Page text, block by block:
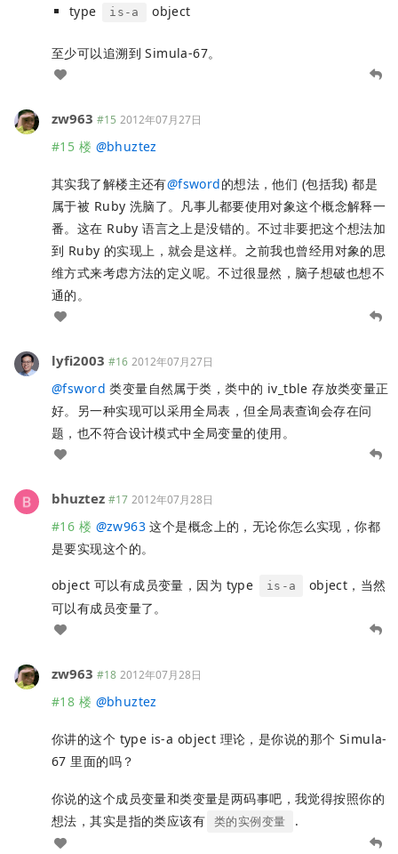
type
is-a object
至少可以追溯到 Simula-67。
zw963 #15 2012年07月27日
#15 楼 @bhuztez
其实我了解楼主还有@fsword的想法，他们 (包括我) 都是
属于被 Ruby 洗脑了。凡事儿都要使用对象这个概念解释一
番。这在 Ruby 语言之上是没错的。不过非要把这个想法加
到 Ruby 的实现上，就会是这样。之前我也曾经用对象的思
维方式来考虑方法的定义呢。不过很显然，脑子想破也想不
通的。
lyfi2003 #16 2012年07月27日
@fsword 类变量自然属于类，类中的 iv_tble 存放类变量正
好。另一种实现可以采用全局表，但全局表查询会存在问
题，也不符合设计模式中全局变量的使用。
bhuztez #17 2012年07月28日
#16 楼 @zw963 这个是概念上的，无论你怎么实现，你都
是要实现这个的。
object 可以有成员变量，因为 type is-a
object，当然
可以有成员变量了。
zw963 #18 2012年07月28日
#18 楼 @bhuztez
你讲的这个 type is-a object 理论，是你说的那个 Simula-
67 里面的吗？
你说的这个成员变量和类变量是两码事吧，我觉得按照你的
想法，其实是指的类应该有
类的实例变量 .